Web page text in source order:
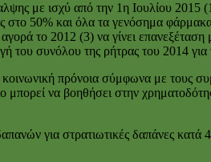
με ισχύ από την 1η Ιουλίου
50% και όλα τα γενόσημα
το 2012 (3) να γίνει
του συνόλου της ρήτρας του 2014 για
πρόνοια σύμφωνα με τους
μπορεί να βοηθήσει στην
για στρατιωτικές δαπάνες